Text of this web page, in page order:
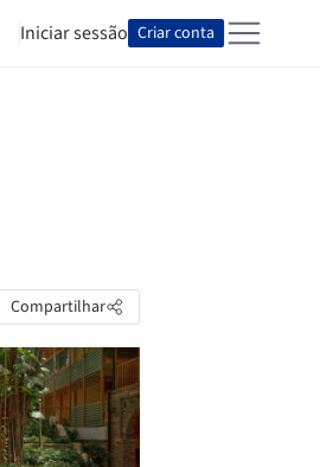
Iniciar sessão Criar conta
Compartilhar